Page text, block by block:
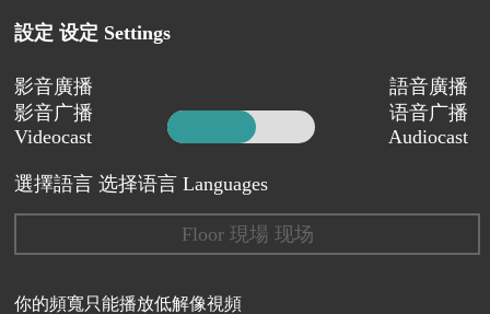
設定 设定 Settings
影音廣播
影音广播
Videocast
語音廣播
语音广播
Audiocast
選擇語言 选择语言 Languages
Floor 現場 现场
你的頻寬只能播放低解像視頻